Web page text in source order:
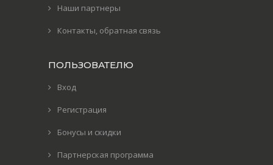
Наши партнеры
Контакты, обратная связь
ПОЛЬЗОВАТЕЛЮ
Вход
Регистрация
Бонусы и скидки
Партнерская программа